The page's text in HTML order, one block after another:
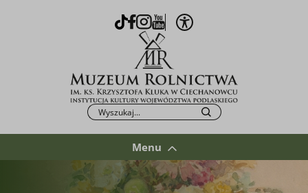
TikTok
Facebook
Instagram
YoutubeOtwórz opcje WCAG
Po kliknięciu przycisku fraza zostanie
Szukaj
Menu